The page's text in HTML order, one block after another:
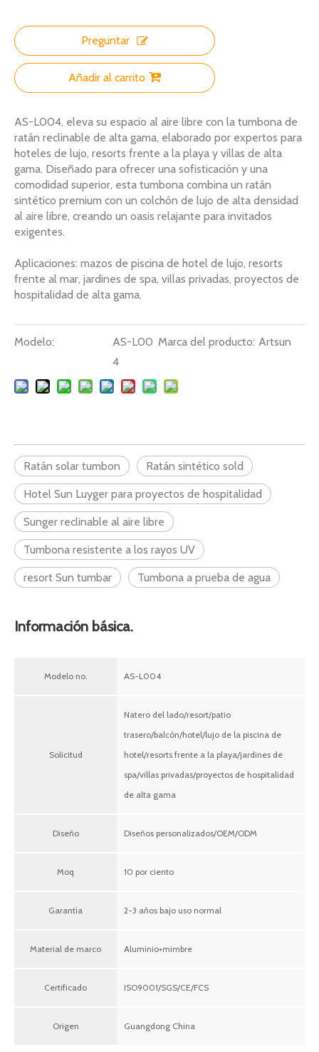
Preguntar
Añadir al carrito
AS-L004, eleva su espacio al aire libre con la tumbona de
ratán reclinable de alta gama, elaborado por expertos para
hoteles de lujo, resorts frente a la playa y villas de alta
gama. Diseñado para ofrecer una sofisticación y una
comodidad superior, esta tumbona combina un ratán
sintético premium con un colchón de lujo de alta densidad
al aire libre, creando un oasis relajante para invitados
exigentes.
Aplicaciones: mazos de piscina de hotel de lujo, resorts
frente al mar, jardines de spa, villas privadas, proyectos de
hospitalidad de alta gama.
Modelo:
AS-L00
4
Marca del producto: Artsun
Ratán solar tumbon Ratán sintético sold
Hotel Sun Luyger para proyectos de hospitalidad
Sunger reclinable al aire libre
Tumbona resistente a los rayos UV
resort Sun tumbar Tumbona a prueba de agua
Información básica.
Modelo no. AS-L004
Solicitud
Natero del lado/resort/patio
trasero/balcón/hotel/lujo de la piscina de
hotel/resorts frente a la playa/jardines de
spa/villas privadas/proyectos de hospitalidad
de alta gama
Diseño Diseños personalizados/OEM/ODM
Moq 10 por ciento
Garantía 2-3 años bajo uso normal
Material de marco Aluminio+mimbre
Certificado ISO9001/SGS/CE/FCS
Origen Guangdong China